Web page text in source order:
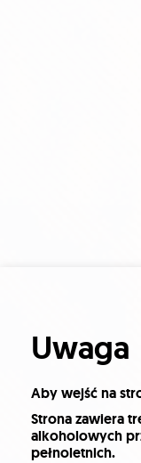
Uwaga
Aby wejść na
Strona zawiera
alkoholowych
pełnoletnich.